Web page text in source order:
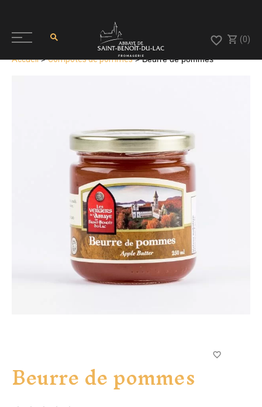
(0)
Accueil>Compotes de pommes> Beurre de pommes
Beurre de pommes